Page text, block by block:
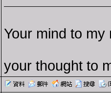
Your mind to my
your thought to